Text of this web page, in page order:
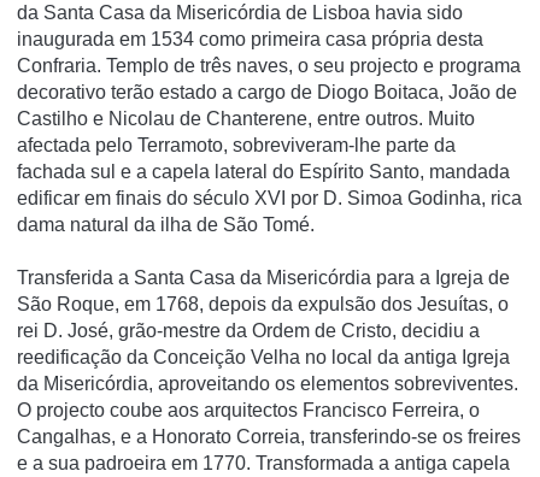
da Santa Casa da Misericórdia de Lisboa havia sido
inaugurada em 1534 como primeira casa própria desta
Confraria. Templo de três naves, o seu projecto e programa
decorativo terão estado a cargo de Diogo Boitaca, João de
Castilho e Nicolau de Chanterene, entre outros. Muito
afectada pelo Terramoto, sobreviveram-lhe parte da
fachada sul e a capela lateral do Espírito Santo, mandada
edificar em finais do século XVI por D. Simoa Godinha, rica
dama natural da ilha de São Tomé.
Transferida a Santa Casa da Misericórdia para a Igreja de
São Roque, em 1768, depois da expulsão dos Jesuítas, o
rei D. José, grão-mestre da Ordem de Cristo, decidiu a
reedificação da Conceição Velha no local da antiga Igreja
da Misericórdia, aproveitando os elementos sobreviventes.
O projecto coube aos arquitectos Francisco Ferreira, o
Cangalhas, e a Honorato Correia, transferindo-se os freires
e a sua padroeira em 1770. Transformada a antiga capela